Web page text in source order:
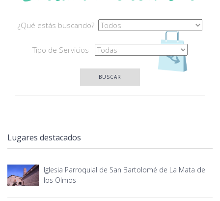
¿Qué estás buscando?
Tipo de Servicios
BUSCAR
Lugares destacados
Iglesia Parroquial de San Bartolomé de La Mata de
los Olmos